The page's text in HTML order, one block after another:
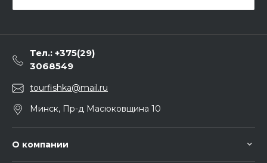
Тел.: +375(29)
3068549
tourfishka@mail.ru
Минск, Пр-д Масюковщина 10
О компании